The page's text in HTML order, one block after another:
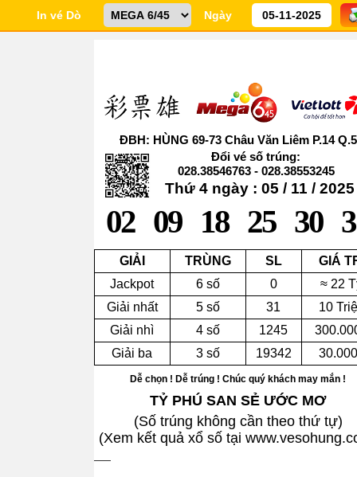
ĐBH: HÙNG 69-73 Châu Văn Liêm P.14 Q.5
Đổi vé số trúng:
028.38546763 - 028.38553245
Thứ 4 ngày : 05 / 11 / 2025
02 09 18 25 30
GIẢI TRÙNG SL
GIÁ
Jackpot
6 số 0
≈ 22
Giải nhất
5 số 31
10
Giải nhì
4 số 1245
Giải ba
3 số 19342
Dễ chọn ! Dễ trúng ! Chúc quý khách may mắn !
TỶ PHÚ SAN SẺ ƯỚC MƠ
(Số trúng không cần theo thứ tự)
(Xem kết quả xổ số tại
In vé Dò Ngày